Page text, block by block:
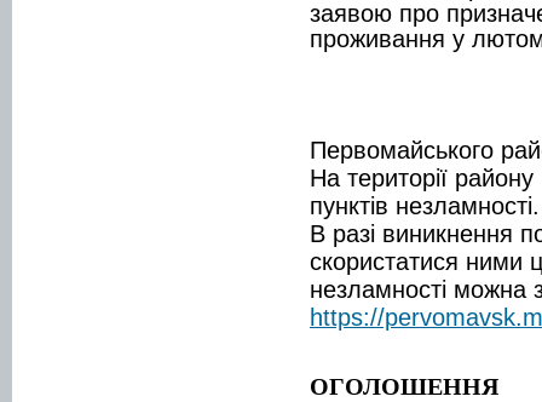
заявою про
проживання у
Первомайського
На території
пунктів незламності.
В разі виникнення
скористатися ними
незламності можна
https://
ОГОЛОШЕННЯ